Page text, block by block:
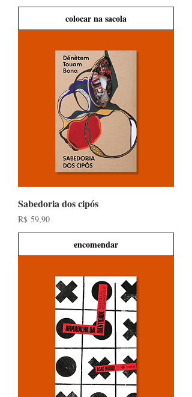
colocar na sacola
Sabedoria dos cipós
Preço
R$ 59,90
encomendar